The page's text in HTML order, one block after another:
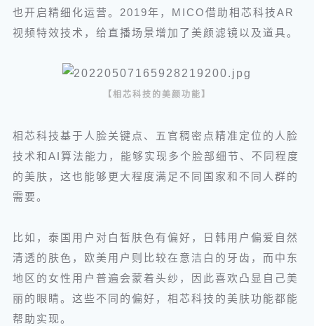
也开启精细化运营。2019年，MICO借助相芯科技AR
视频特效技术，给直播场景增加了美颜滤镜以及道具。
【相芯科技的美颜功能】
相芯科技基于人脸关键点、五官稠密点精准定位的人脸
技术和AI算法能力，能够实现多个脸部细节、不同程度
的美肤，这也能够更大程度满足不同国家和不同人群的
需要。
比如，泰国用户对白皙肤色有偏好，日韩用户偏爱自然
清透的肤色，欧美用户则比较在意洁白的牙齿，而中东
地区的女性用户普遍会蒙着头纱，因此喜欢凸显自己美
丽的眼睛。这些不同的偏好，相芯科技的美肤功能都能
帮助实现。